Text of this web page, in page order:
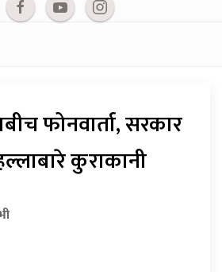
फोनवार्ता, सरकार
कुराकानी